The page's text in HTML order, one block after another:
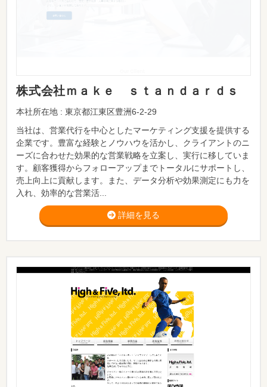
株式会社ｍａｋｅ ｓｔａｎｄａｒｄｓ
本社所在地 : 東京都江東区豊洲6-2-29
当社は、営業代行を中心としたマーケティング支援を提供する
企業です。豊富な経験とノウハウを活かし、クライアントのニ
ーズに合わせた効果的な営業戦略を立案し、実行に移していま
す。顧客獲得からフォローアップまでトータルにサポートし、
売上向上に貢献します。また、データ分析や効果測定にも力を
入れ、効率的な営業活...
詳細を見る